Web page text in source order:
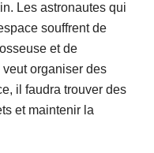
Les astronautes qui
souffrent de
et de
veut organiser des
il faudra trouver des
et maintenir la